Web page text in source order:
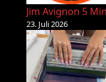
Jim Avignon 5
23. Juli 2026